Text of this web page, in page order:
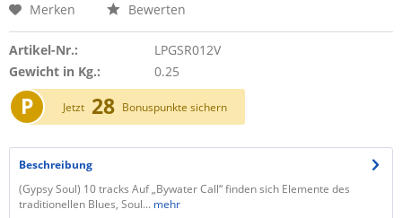
Merken Bewerten
Artikel-Nr.:
LPGSR012V
Gewicht in Kg.:
0.25
P Jetzt 28 Bonuspunkte sichern
Beschreibung
(Gypsy Soul) 10 tracks Auf „Bywater Call“ finden sich Elemente des
traditionellen Blues, Soul... mehr